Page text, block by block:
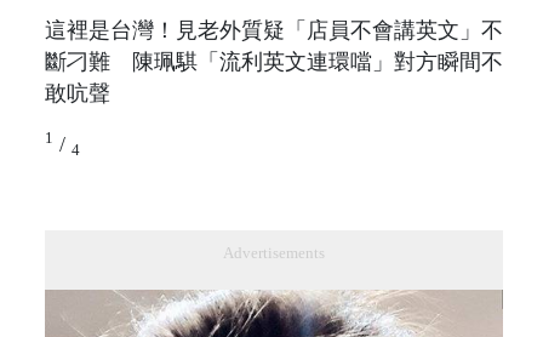
這裡是台灣！見老外質疑「店員不會講英文」不
斷刁難 陳珮騏「流利英文連環噹」對方瞬間不
敢吭聲
1 / 4
Advertisements